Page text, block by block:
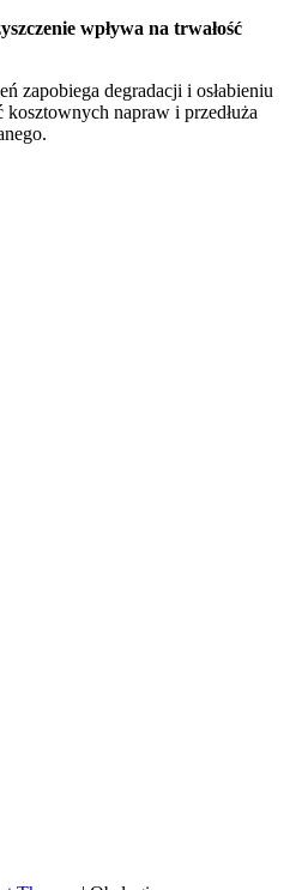
wpływa na trwałość
zapobiega degradacji i osłabieniu
napraw i przedłuża